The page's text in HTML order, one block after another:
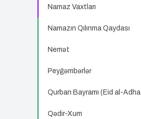
Namaz Vaxtları
Namazın Qılınma Qaydası
Nemət
Peyğəmbərlər
Qurban Bayramı (Eid al-Adha
Qədir-Xum